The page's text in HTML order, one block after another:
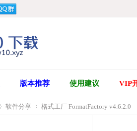
版本推荐 使用建议 VIP
软件分享 格式工厂 FormatFactory v4.6.2.0